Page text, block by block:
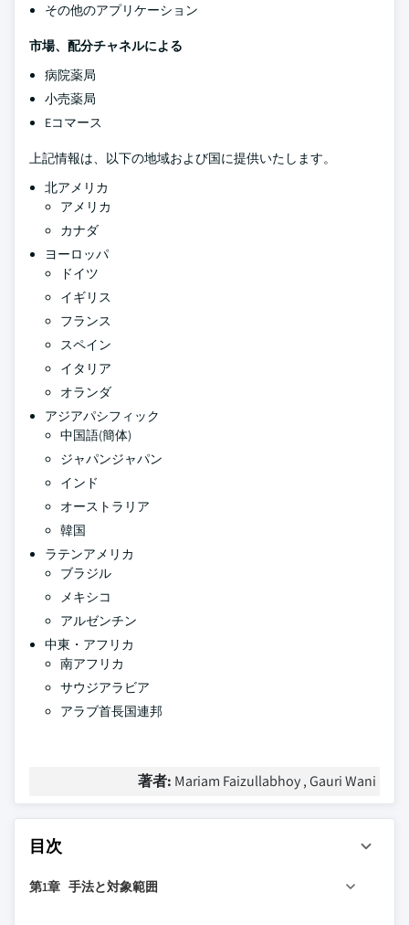
その他のアプリケーション
市場、配分チャネルによる
病院薬局
小売薬局
Eコマース
上記情報は、以下の地域および国に提供いたします。
北アメリカ
アメリカ
カナダ
ヨーロッパ
ドイツ
イギリス
フランス
スペイン
イタリア
オランダ
アジアパシフィック
中国語(簡体)
ジャパンジャパン
インド
オーストラリア
韓国
ラテンアメリカ
ブラジル
メキシコ
アルゼンチン
中東・アフリカ
南アフリカ
サウジアラビア
アラブ首長国連邦
著者: Mariam Faizullabhoy , Gauri Wani
目次
第1章 手法と対象範囲